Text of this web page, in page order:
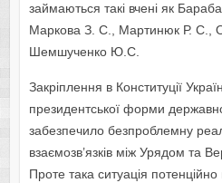
займаються такі вчені як
Маркова З. С., Мартинюк Р. С.,
Шемшученко Ю.С.
Закріплення в Конституції
президентської форми
забезпечило безпроблемну
взаємозв’язків між Урядом та
Проте така ситуація потенційно